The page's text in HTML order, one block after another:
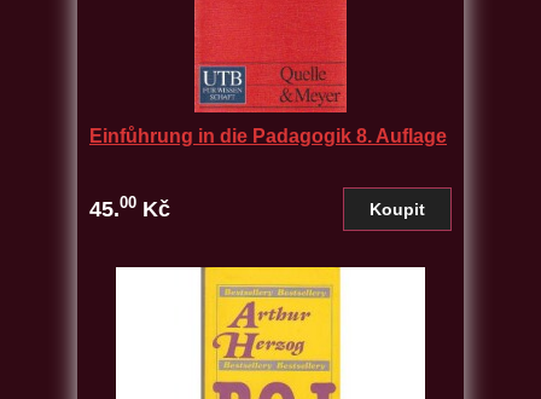
Einfůhrung in die Padagogik 8. Auflage
45.00 Kč